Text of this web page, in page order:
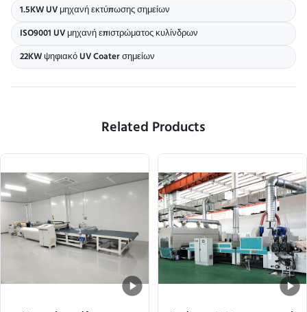
1.5KW UV μηχανή εκτύπωσης σημείων
ISO9001 UV μηχανή επιστρώματος κυλίνδρων
22KW ψηφιακό UV Coater σημείων
Related Products